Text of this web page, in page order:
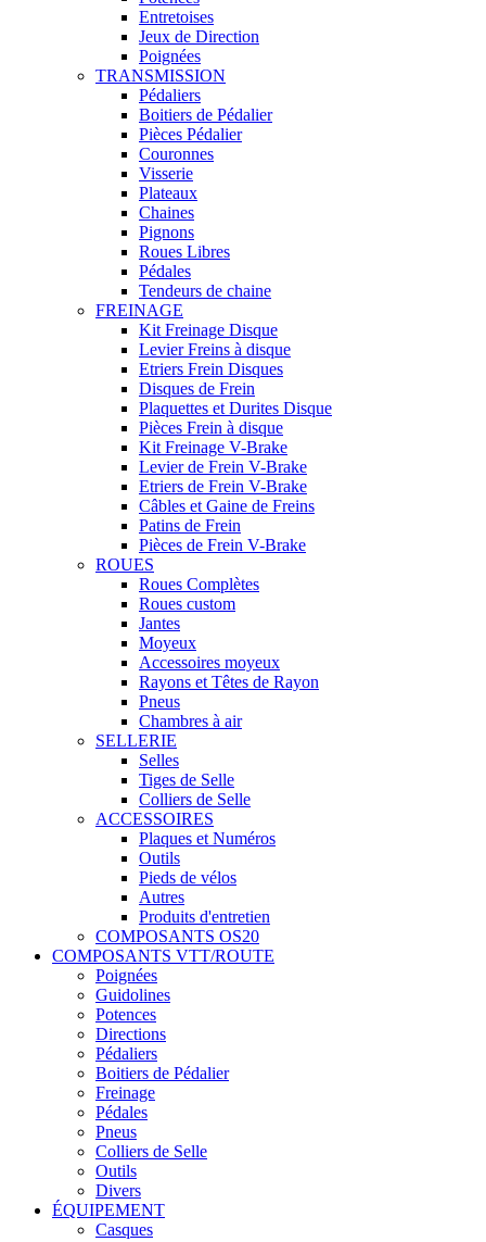
Entretoises
Jeux de Direction
Poignées
TRANSMISSION
Pédaliers
Boitiers de Pédalier
Pièces Pédalier
Couronnes
Visserie
Plateaux
Chaines
Pignons
Roues Libres
Pédales
Tendeurs de chaine
FREINAGE
Kit Freinage Disque
Levier Freins à disque
Etriers Frein Disques
Disques de Frein
Plaquettes et Durites Disque
Pièces Frein à disque
Kit Freinage V-Brake
Levier de Frein V-Brake
Etriers de Frein V-Brake
Câbles et Gaine de Freins
Patins de Frein
Pièces de Frein V-Brake
ROUES
Roues Complètes
Roues custom
Jantes
Moyeux
Accessoires moyeux
Rayons et Têtes de Rayon
Pneus
Chambres à air
SELLERIE
Selles
Tiges de Selle
Colliers de Selle
ACCESSOIRES
Plaques et Numéros
Outils
Pieds de vélos
Autres
Produits d'entretien
COMPOSANTS OS20
COMPOSANTS VTT/ROUTE
Poignées
Guidolines
Potences
Directions
Pédaliers
Boitiers de Pédalier
Freinage
Pédales
Pneus
Colliers de Selle
Outils
Divers
ÉQUIPEMENT
Casques